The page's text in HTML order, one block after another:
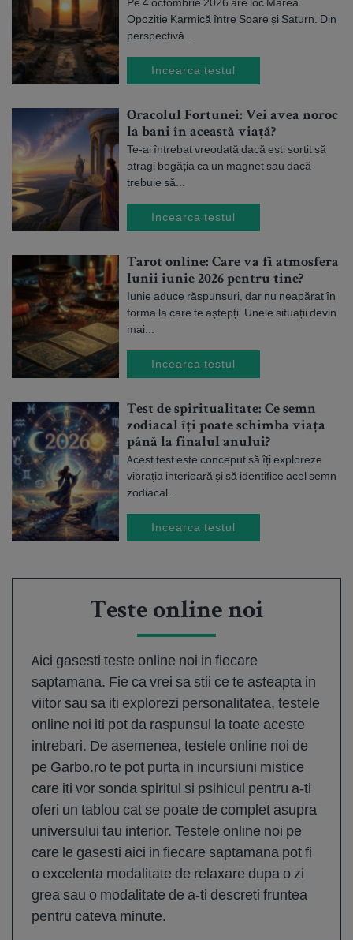
Opoziție Karmică între Soare și Saturn. Din
perspectivă...
Incearca testul
Oracolul Fortunei: Vei avea noroc
la bani în această viață?
Te-ai întrebat vreodată dacă ești sortit să
atragi bogăția ca un magnet sau dacă
trebuie să...
Incearca testul
Tarot online: Care va fi atmosfera
lunii iunie 2026 pentru tine?
Iunie aduce răspunsuri, dar nu neapărat în
forma la care te aștepți. Unele situații devin
mai...
Incearca testul
Test de spiritualitate: Ce semn
zodiacal îți poate schimba viața
până la finalul anului?
Acest test este conceput să îți exploreze
vibrația interioară și să identifice acel semn
zodiacal...
Incearca testul
Teste online noi
Aici gasesti teste online noi in fiecare
saptamana. Fie ca vrei sa stii ce te asteapta in
viitor sau sa iti explorezi personalitatea, testele
online noi iti pot da raspunsul la toate aceste
intrebari. De asemenea, testele online noi de
pe Garbo.ro te pot purta in incursiuni mistice
care iti vor sonda spiritul si psihicul pentru a-ti
oferi un tablou cat se poate de complet asupra
universului tau interior. Testele online noi pe
care le gasesti aici in fiecare saptamana pot fi
o excelenta modalitate de relaxare dupa o zi
grea sau o modalitate de a-ti descreti fruntea
pentru cateva minute.